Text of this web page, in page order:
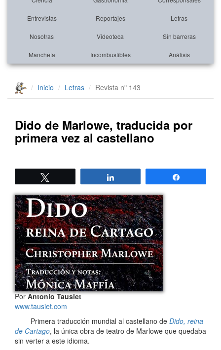
Entrevistas Reportajes Letras
Nosotras Videoteca Sin barreras
Mancheta Incombustibles Análisis
Inicio Letras Revista nº 143
Dido de Marlowe, traducida por
primera vez al castellano
PorAntonio Tausiet
www.tausiet.com
Primera traducción mundial al castellano de Dido, reina
de Cartago, la única obra de teatro de Marlowe que quedaba
sin verter a este idioma.